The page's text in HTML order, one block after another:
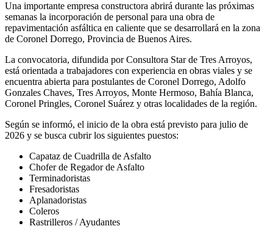
Una importante empresa constructora abrirá durante las próximas
semanas la incorporación de personal para una obra de
repavimentación asfáltica en caliente que se desarrollará en la zona
de Coronel Dorrego, Provincia de Buenos Aires.
La convocatoria, difundida por Consultora Star de Tres Arroyos,
está orientada a trabajadores con experiencia en obras viales y se
encuentra abierta para postulantes de Coronel Dorrego, Adolfo
Gonzales Chaves, Tres Arroyos, Monte Hermoso, Bahía Blanca,
Coronel Pringles, Coronel Suárez y otras localidades de la región.
Según se informó, el inicio de la obra está previsto para julio de
2026 y se busca cubrir los siguientes puestos:
Capataz de Cuadrilla de Asfalto
Chofer de Regador de Asfalto
Terminadoristas
Fresadoristas
Aplanadoristas
Coleros
Rastrilleros / Ayudantes